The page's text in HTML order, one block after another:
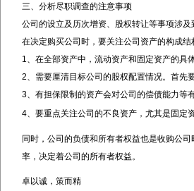
三、分析尽职调查的注意事项
公司的设立及历次增资、股权转让等事项涉
在决定购买公司时，要关注公司资产的构成
1、在全部资产中，流动资产和固定资产的具
2、需要厘清目标公司的股权配置情况。首先
3、有担保限制的资产会对公司的偿债能力等
4、要重点关注公司的不良资产，尤其是固定
同时，公司的负债和所有者权益也是收购公
率，决定着公司的所有者权益。
卓以诚，策而精